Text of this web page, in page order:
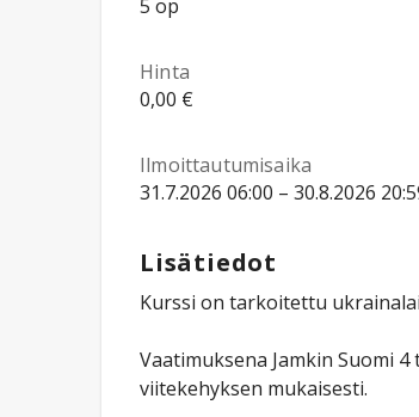
5 op
Hinta
0,00 €
Ilmoittautumisaika
31.7.2026 06:00 – 30.8.2026
Lisätiedot
Kurssi on tarkoitettu
Vaatimuksena Jamkin Suomi
viitekehyksen mukaisesti.